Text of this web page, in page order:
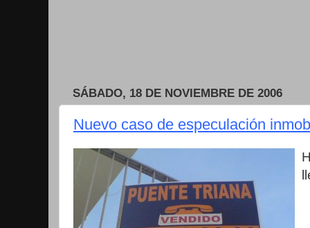
SÁBADO, 18 DE NOVIEMBRE DE 2006
Nuevo caso de especulación